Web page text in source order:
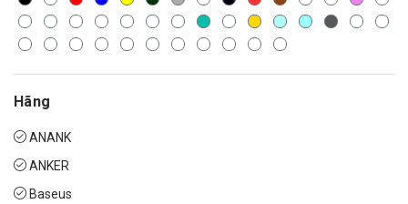
Hãng
ANANK
ANKER
Baseus